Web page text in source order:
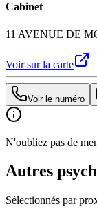
Cabinet
11 AVENUE DE
Voir sur la carte
Voir le numéro
N'oubliez pas de
Autres
Sélectionnés par